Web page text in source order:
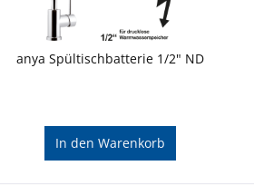
anya Spültischbatterie 1/2" ND
In den Warenkorb